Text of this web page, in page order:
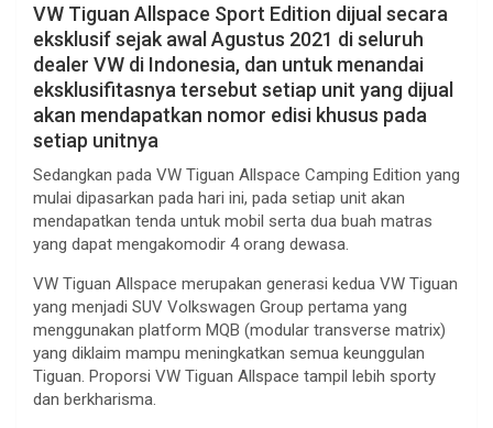
VW Tiguan Allspace Sport Edition dijual secara
eksklusif sejak awal Agustus 2021 di seluruh
dealer VW di Indonesia, dan untuk menandai
eksklusifitasnya tersebut setiap unit yang dijual
akan mendapatkan nomor edisi khusus pada
setiap unitnya
Sedangkan pada VW Tiguan Allspace Camping Edition yang
mulai dipasarkan pada hari ini, pada setiap unit akan
mendapatkan tenda untuk mobil serta dua buah matras
yang dapat mengakomodir 4 orang dewasa.
VW Tiguan Allspace merupakan generasi kedua VW Tiguan
yang menjadi SUV Volkswagen Group pertama yang
menggunakan platform MQB (modular transverse matrix)
yang diklaim mampu meningkatkan semua keunggulan
Tiguan. Proporsi VW Tiguan Allspace tampil lebih sporty
dan berkharisma.